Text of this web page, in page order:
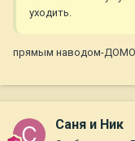
уходить.
прямым наводом-
Саня и Ник